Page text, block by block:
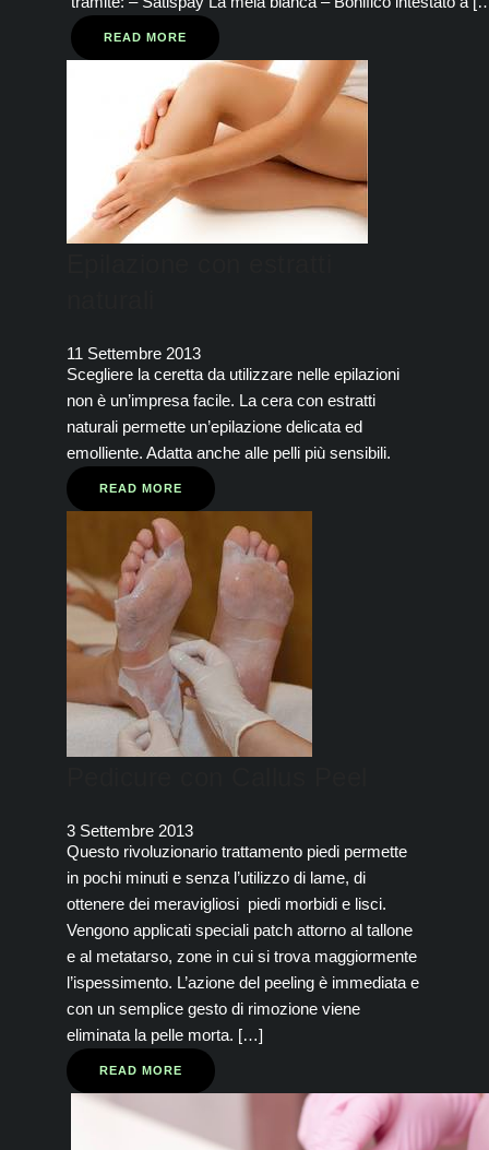
READ MORE
11 Settembre 2013
Scegliere la ceretta da utilizzare nelle epilazioni
non è un’impresa facile. La cera con estratti
naturali permette un’epilazione delicata ed
emolliente. Adatta anche alle pelli più sensibili.
READ MORE
3 Settembre 2013
Questo rivoluzionario trattamento piedi permette
in pochi minuti e senza l’utilizzo di lame, di
ottenere dei meravigliosi piedi morbidi e lisci.
Vengono applicati speciali patch attorno al tallone
e al metatarso, zone in cui si trova maggiormente
l’ispessimento. L’azione del peeling è immediata e
con un semplice gesto di rimozione viene
eliminata la pelle morta. […]
READ MORE